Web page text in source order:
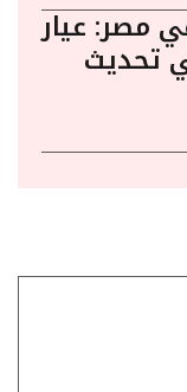
مصر: عيار
في تحديث